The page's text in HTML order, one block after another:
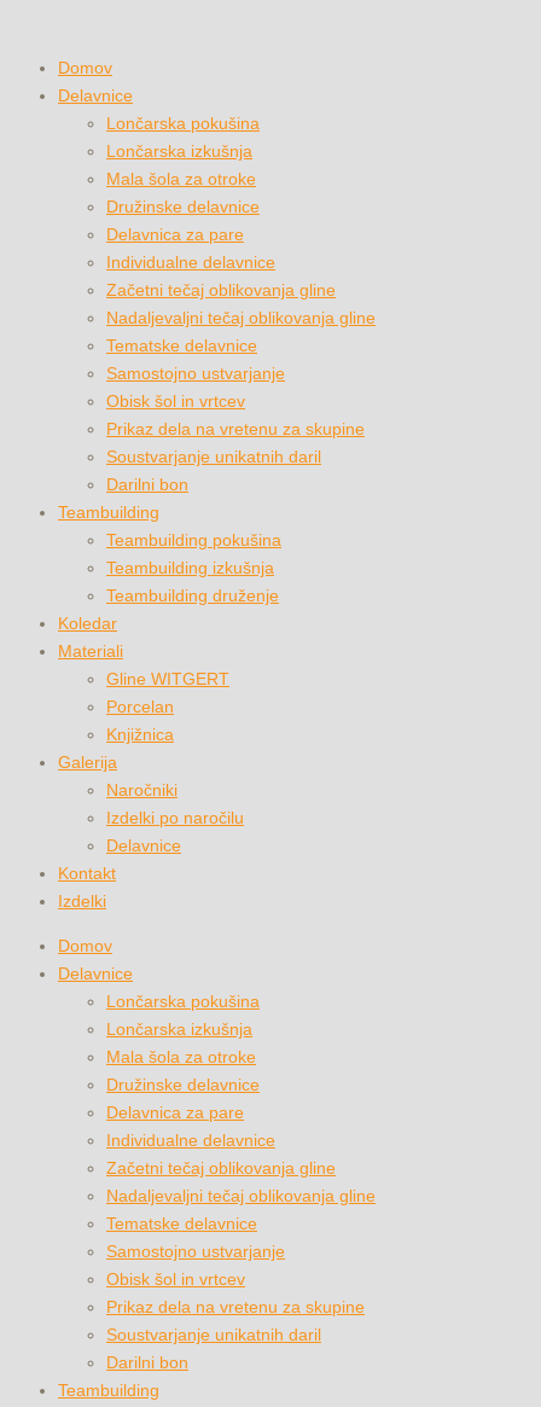
Domov
Delavnice
Lončarska pokušina
Lončarska izkušnja
Mala šola za otroke
Družinske delavnice
Delavnica za pare
Individualne delavnice
Začetni tečaj oblikovanja gline
Nadaljevaljni tečaj oblikovanja gline
Tematske delavnice
Samostojno ustvarjanje
Obisk šol in vrtcev
Prikaz dela na vretenu za skupine
Soustvarjanje unikatnih daril
Darilni bon
Teambuilding
Teambuilding pokušina
Teambuilding izkušnja
Teambuilding druženje
Koledar
Materiali
Gline WITGERT
Porcelan
Knjižnica
Galerija
Naročniki
Izdelki po naročilu
Delavnice
Kontakt
Izdelki
Domov
Delavnice
Lončarska pokušina
Lončarska izkušnja
Mala šola za otroke
Družinske delavnice
Delavnica za pare
Individualne delavnice
Začetni tečaj oblikovanja gline
Nadaljevaljni tečaj oblikovanja gline
Tematske delavnice
Samostojno ustvarjanje
Obisk šol in vrtcev
Prikaz dela na vretenu za skupine
Soustvarjanje unikatnih daril
Darilni bon
Teambuilding